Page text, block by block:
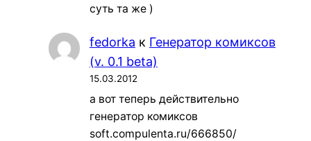
суть та же )
fedorka к Генератор комиксов
(v. 0.1 beta)
15.03.2012
а вот теперь действительно
генератор комиксов
soft.compulenta.ru/666850/